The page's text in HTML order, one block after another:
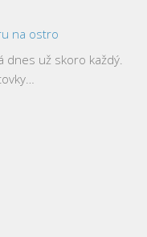
na ostro
dnes už skoro každý.